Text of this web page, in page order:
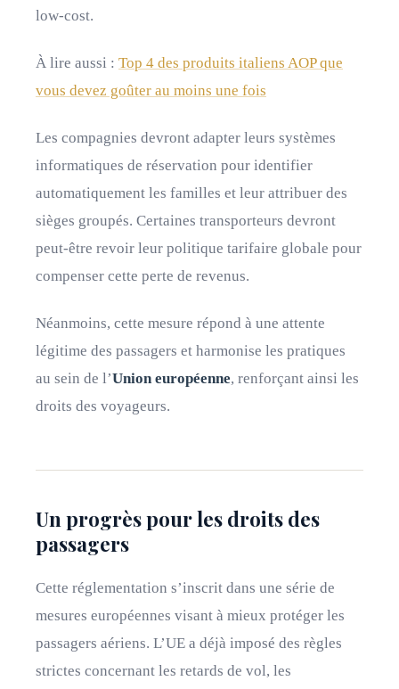
low-cost.
À lire aussi : Top 4 des produits italiens AOP que
vous devez goûter au moins une fois
Les compagnies devront adapter leurs systèmes
informatiques de réservation pour identifier
automatiquement les familles et leur attribuer des
sièges groupés. Certaines transporteurs devront
peut-être revoir leur politique tarifaire globale pour
compenser cette perte de revenus.
Néanmoins, cette mesure répond à une attente
légitime des passagers et harmonise les pratiques
au sein de l’Union européenne, renforçant ainsi les
droits des voyageurs.
Un progrès pour les droits des
passagers
Cette réglementation s’inscrit dans une série de
mesures européennes visant à mieux protéger les
passagers aériens. L’UE a déjà imposé des règles
strictes concernant les retards de vol, les